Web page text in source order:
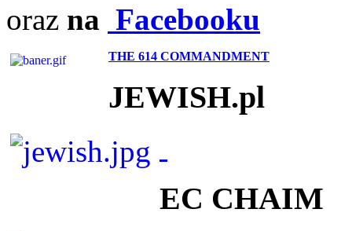
oraz na Facebooku
THE 614 COMMANDMENT
JEWISH.pl
EC CHAIM